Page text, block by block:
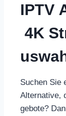
IPTV
4K
Suchen Sie
Alternative,
gebote?